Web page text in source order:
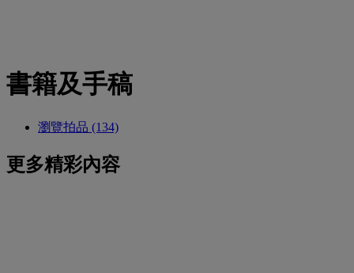
書籍及手稿
瀏覽拍品 (134)
更多精彩內容